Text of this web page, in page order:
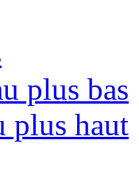
plus bas
plus haut